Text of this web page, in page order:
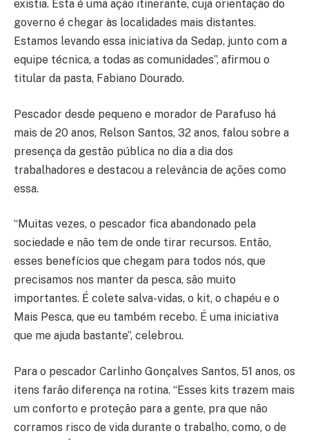
existia. Esta é uma ação itinerante, cuja orientação do
governo é chegar às localidades mais distantes.
Estamos levando essa iniciativa da Sedap, junto com a
equipe técnica, a todas as comunidades”, afirmou o
titular da pasta, Fabiano Dourado.
Pescador desde pequeno e morador de Parafuso há
mais de 20 anos, Relson Santos, 32 anos, falou sobre a
presença da gestão pública no dia a dia dos
trabalhadores e destacou a relevância de ações como
essa.
“Muitas vezes, o pescador fica abandonado pela
sociedade e não tem de onde tirar recursos. Então,
esses benefícios que chegam para todos nós, que
precisamos nos manter da pesca, são muito
importantes. É colete salva-vidas, o kit, o chapéu e o
Mais Pesca, que eu também recebo. É uma iniciativa
que me ajuda bastante”, celebrou.
Para o pescador Carlinho Gonçalves Santos, 51 anos, os
itens farão diferença na rotina. “Esses kits trazem mais
um conforto e proteção para a gente, pra que não
corramos risco de vida durante o trabalho, como, o de